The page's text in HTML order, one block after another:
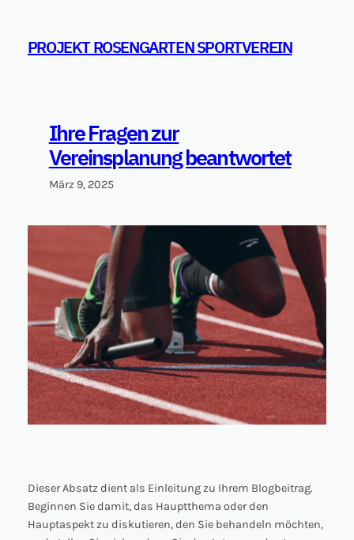
springen
PROJEKT ROSENGARTEN SPORTVEREIN
Ihre Fragen zur
Vereinsplanung beantwortet
März 9, 2025
Dieser Absatz dient als Einleitung zu Ihrem Blogbeitrag.
Beginnen Sie damit, das Hauptthema oder den
Hauptaspekt zu diskutieren, den Sie behandeln möchten,